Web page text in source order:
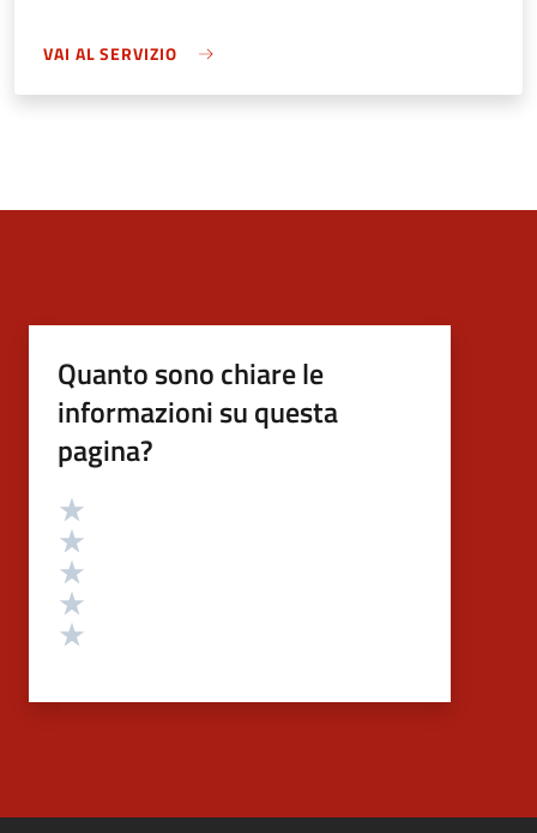
VAI AL SERVIZIO
Quanto sono chiare le
informazioni su questa
pagina?
Valutazione